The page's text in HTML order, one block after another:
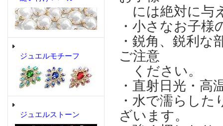
ジュエルモチーフ
ジュエルストーン
には絶対に与
・小さなお子
・鋭角、鋭利
ご注意
ください。
・直射日光・高
・水で濡らし
ざいます。